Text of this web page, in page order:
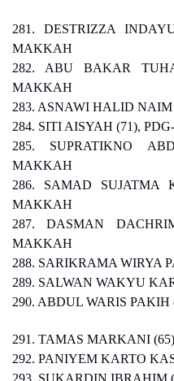
281. DESTRIZZA
MAKKAH
282. ABU BAKAR
MAKKAH
283. ASNAWI HALID
284. SITI AISYAH (71),
285. SUPRATIKNO
MAKKAH
286. SAMAD SUJATMA
MAKKAH
287. DASMAN
MAKKAH
288. SARIKRAMA WIRYA
289. SALWAN WAKYU
290. ABDUL WARIS
291. TAMAS MARKANI
292. PANIYEM KARTO
293. SUKARDIN IBRAHIM